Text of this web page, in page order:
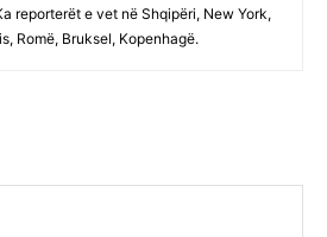
reporterët e vet në Shqipëri, New York,
Romë, Bruksel, Kopenhagë.